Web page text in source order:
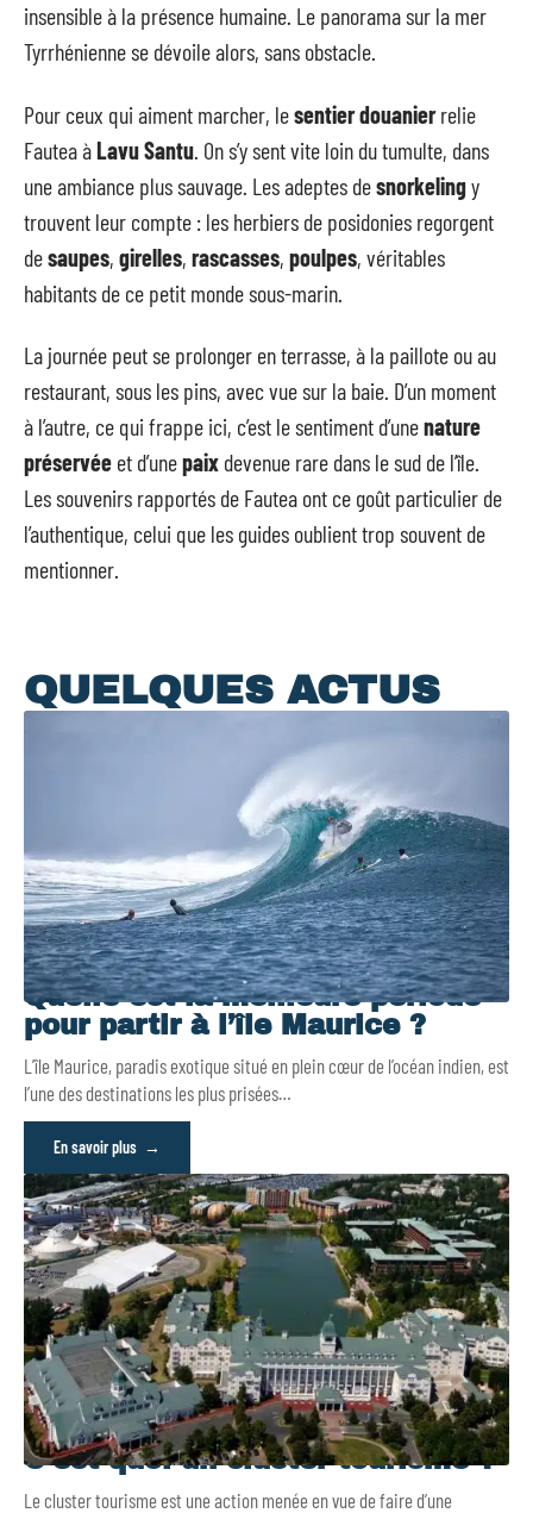
insensible à la présence humaine. Le panorama sur la mer
Tyrrhénienne se dévoile alors, sans obstacle.
Pour ceux qui aiment marcher, lesentier douanierrelie
Fautea àLavu Santu . On s’y sent vite loin du tumulte, dans
une ambiance plus sauvage. Les adeptes desnorkelingy
trouvent leur compte : les herbiers de posidonies regorgent
desaupes, girelles, rascasses, poulpes, véritables
habitants de ce petit monde sous-marin.
La journée peut se prolonger en terrasse, à la paillote ou au
restaurant, sous les pins, avec vue sur la baie. D’un moment
à l’autre, ce qui frappe ici, c’est le sentiment d’unenature
préservée et d’unepaix devenue rare dans le sud de l’île.
Les souvenirs rapportés de Fautea ont ce goût particulier de
l’authentique, celui que les guides oublient trop souvent de
mentionner.
QUELQUES ACTUS
Quelle est la meilleure période
pour partir à l’île Maurice ?
L’île Maurice, paradis exotique situé en plein cœur de l’océan indien, est
l’une des destinations les plus prisées…
En savoir plus
C’est quoi un cluster tourisme ?
Le cluster tourisme est une action menée en vue de faire d’une